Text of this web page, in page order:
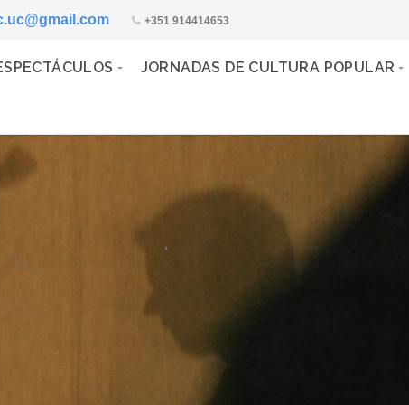
+351 914414653
JORNADAS DE CULTURA POPULAR